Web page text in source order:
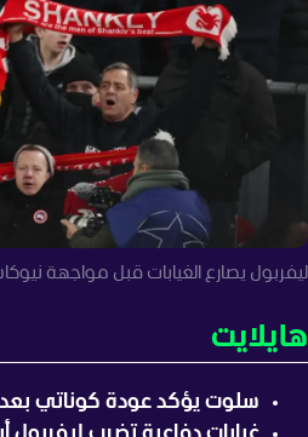
ليفربول يصارع الغيابات قبل مواجهة
هايلايت
سلوت يؤكد عودة كوناتي